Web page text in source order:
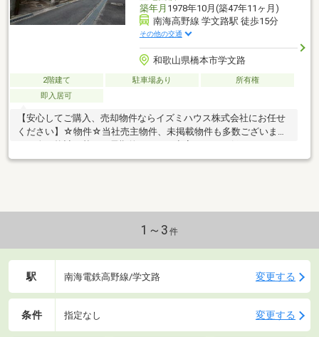
築年月 1978年10月(築47年11ヶ月)
南海高野線 学文路駅 徒歩15分
その他の交通
和歌山県橋本市学文路
2階建て 駐車場あり
所有権
即入居可
【安心してご購入、売却物件ならイズミハウス株式会社にお任せ
ください】☆物件☆当社売主物件、未掲載物件も多数ございま
特化しております。☆無料相談☆不動産投資をご検討されるにあ
ケア☆ご購入後のアフターケアも当社にお任せ下さい。不動産全
般に関わるご相談も当社スタッフが分かりやすくご説明、ご対応
1～3 件
駅 南海電鉄高野線/学文路 変更する
条件 指定なし 変更する